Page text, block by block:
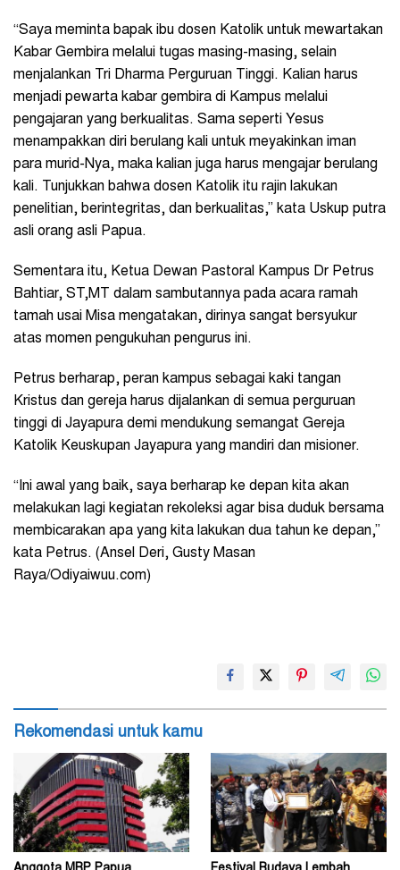
“Saya meminta bapak ibu dosen Katolik untuk mewartakan
Kabar Gembira melalui tugas masing-masing, selain
menjalankan Tri Dharma Perguruan Tinggi. Kalian harus
menjadi pewarta kabar gembira di Kampus melalui
pengajaran yang berkualitas. Sama seperti Yesus
menampakkan diri berulang kali untuk meyakinkan iman
para murid-Nya, maka kalian juga harus mengajar berulang
kali. Tunjukkan bahwa dosen Katolik itu rajin lakukan
penelitian, berintegritas, dan berkualitas,” kata Uskup putra
asli orang asli Papua.
Sementara itu, Ketua Dewan Pastoral Kampus Dr Petrus
Bahtiar, ST,MT dalam sambutannya pada acara ramah
tamah usai Misa mengatakan, dirinya sangat bersyukur
atas momen pengukuhan pengurus ini.
Petrus berharap, peran kampus sebagai kaki tangan
Kristus dan gereja harus dijalankan di semua perguruan
tinggi di Jayapura demi mendukung semangat Gereja
Katolik Keuskupan Jayapura yang mandiri dan misioner.
“Ini awal yang baik, saya berharap ke depan kita akan
melakukan lagi kegiatan rekoleksi agar bisa duduk bersama
membicarakan apa yang kita lakukan dua tahun ke depan,”
kata Petrus. (Ansel Deri, Gusty Masan
Raya/Odiyaiwuu.com)
Rekomendasi untuk kamu